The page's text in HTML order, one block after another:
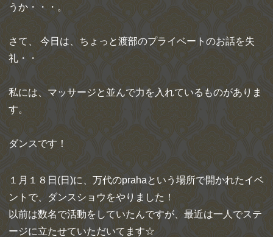
うか・・・。
さて、 今日は、ちょっと渡部のプライベートのお話を失
礼・・
私には、マッサージと並んで力を入れているものがありま
す。
ダンスです！
１月１８日(日)に、万代のprahaという場所で開かれたイベ
ントで、ダンスショウをやりました！
以前は数名で活動をしていたんですが、最近は一人でステ
ージに立たせていただいてます☆